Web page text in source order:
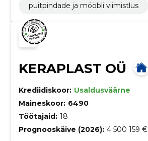
puitpindade ja mööbli viimistlus
KERAPLAST OÜ
Krediidiskoor: Usaldusväärne
Maineskoor: 6490
Töötajaid: 18
Prognooskäive (2026): 4 500 159 €